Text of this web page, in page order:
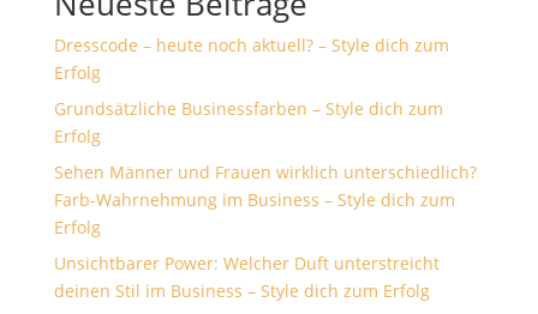
Dresscode – heute noch aktuell? – Style dich zum
Erfolg
Grundsätzliche Businessfarben – Style dich zum
Erfolg
Sehen Männer und Frauen wirklich unterschiedlich?
Farb-Wahrnehmung im Business – Style dich zum
Erfolg
Unsichtbarer Power: Welcher Duft unterstreicht
deinen Stil im Business – Style dich zum Erfolg